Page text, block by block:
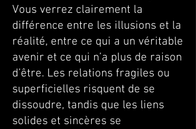
Vous verrez clairement la
différence entre les illusions et la
réalité, entre ce qui a un véritable
avenir et ce qui n’a plus de raison
d’être. Les relations fragiles ou
superficielles risquent de se
dissoudre, tandis que les liens
solides et sincères se